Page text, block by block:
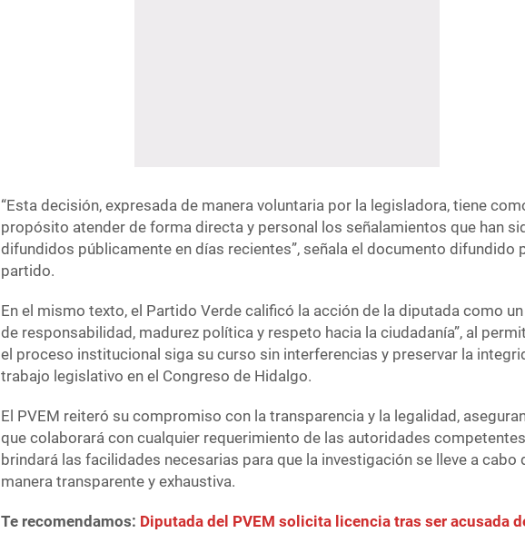
“Esta decisión, expresada de manera voluntaria por la legisladora, tiene
propósito atender de forma directa y personal los señalamientos que han
difundidos públicamente en días recientes”, señala el documento difundido
partido.
En el mismo texto, el Partido Verde calificó la acción de la diputada como un
de responsabilidad, madurez política y respeto hacia la ciudadanía”, al
el proceso institucional siga su curso sin interferencias y preservar la
trabajo legislativo en el Congreso de Hidalgo.
El PVEM reiteró su compromiso con la transparencia y la legalidad,
que colaborará con cualquier requerimiento de las autoridades
brindará las facilidades necesarias para que la investigación se lleve a cabo
manera transparente y exhaustiva.
Te recomendamos: Diputada del PVEM solicita licencia tras ser acusada